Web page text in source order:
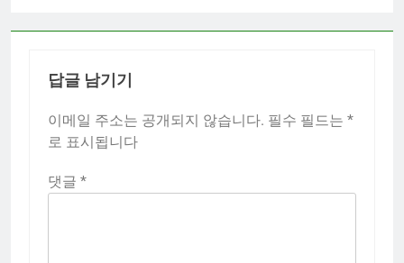
답글 남기기
이메일 주소는 공개되지 않습니다. 필수 필드는 *
로 표시됩니다
댓글 *